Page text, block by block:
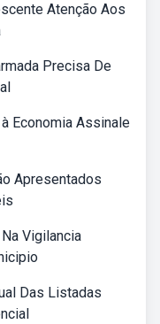
Atenção Aos
Precisa De
Economia Assinale
Apresentados
Vigilancia
Das Listadas